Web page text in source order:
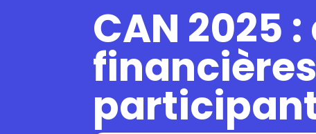
CAN 2025